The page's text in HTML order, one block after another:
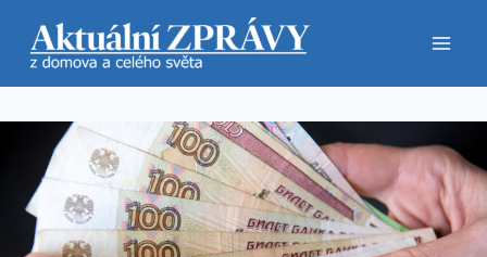
obsah